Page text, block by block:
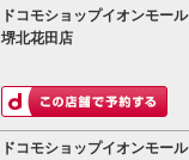
ドコモショップイオンモール
堺北花田店
ドコモショップイオンモール